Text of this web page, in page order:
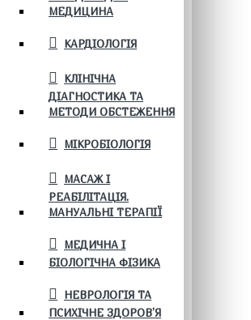
МЕДИЦИНА
КАРДІОЛОГІЯ
КЛІНІЧНА
ДІАГНОСТИКА ТА
МЕТОДИ ОБСТЕЖЕННЯ
МІКРОБІОЛОГІЯ
МАСАЖ І
РЕАБІЛІТАЦІЯ.
МАНУАЛЬНІ ТЕРАПІЇ
МЕДИЧНА І
БІОЛОГІЧНА ФІЗИКА
НЕВРОЛОГІЯ ТА
ПСИХІЧНЕ ЗДОРОВ’Я